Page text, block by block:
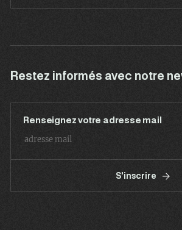
Restez informés avec notre
Renseignez votre adresse mail
S'inscrire